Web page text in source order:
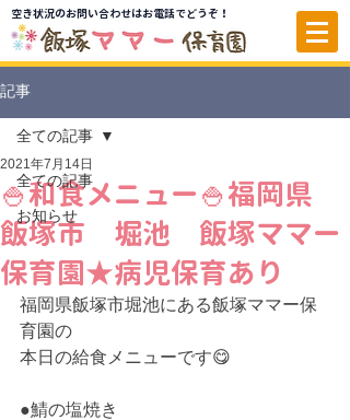
空き状況のお問い合わせはお電話でどうぞ！
記事
全ての記事
お知らせ
全ての記事
🍚和食メニュー🍚福岡県
飯塚市 堀池 飯塚ママー
保育園★病児保育あり
2021年7月14日
福岡県飯塚市堀池にある飯塚ママー保
育園の
本日の給食メニューです😋
●鯖の塩焼き